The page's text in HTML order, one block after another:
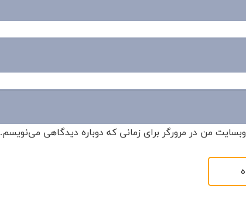
من در مرورگر برای زمانی که دوباره دیدگاهی می‌نویسم.